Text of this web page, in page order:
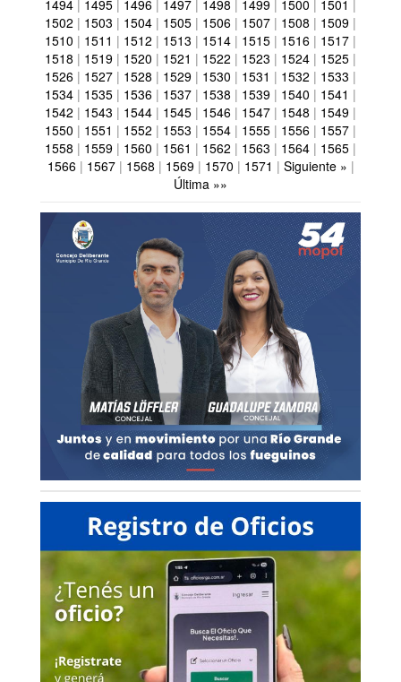
1494 1495 1496 1497 1498 1499 1500 1501
1502 | 1503 | 1504 | 1505 | 1506 | 1507 | 1508 | 1509 |
1510 | 1511 | 1512 | 1513 | 1514 | 1515 | 1516 | 1517 |
1518 | 1519 | 1520 | 1521 | 1522 | 1523 | 1524 | 1525 |
1526 | 1527 | 1528 | 1529 | 1530 | 1531 | 1532 | 1533 |
1534 | 1535 | 1536 | 1537 | 1538 | 1539 | 1540 | 1541 |
1542 | 1543 | 1544 | 1545 | 1546 | 1547 | 1548 | 1549 |
1550 | 1551 | 1552 | 1553 | 1554 | 1555 | 1556 | 1557 |
1558 | 1559 | 1560 | 1561 | 1562 | 1563 | 1564 | 1565 |
1566| 1567| 1568 | 1569| 1570 | 1571 | Siguiente » |
Última »»